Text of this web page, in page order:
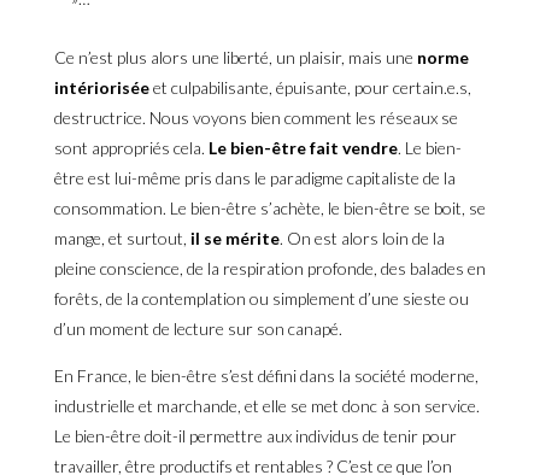
Ce n’est plus alors une liberté, un plaisir, mais une norme
intérioriséeet culpabilisante, épuisante, pour certain.e.s,
destructrice. Nous voyons bien comment les réseaux se
sont appropriés cela. Le bien-être fait vendre. Le bien-
être est lui-même pris dans le paradigme capitaliste de la
consommation. Le bien-être s’achète, le bien-être se boit, se
mange, et surtout, il se mérite. On est alors loin de la
pleine conscience, de la respiration profonde, des balades en
forêts, de la contemplation ou simplement d’une sieste ou
d’un moment de lecture sur son canapé.
En France, le bien-être s’est défini dans la société moderne,
industrielle et marchande, et elle se met donc à son service.
Le bien-être doit-il permettre aux individus de tenir pour
travailler, être productifs et rentables ? C’est ce que l’on